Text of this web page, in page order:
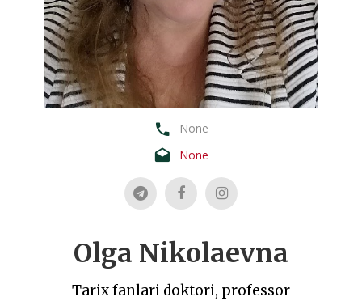
None
None
Olga Nikolaevna
Tarix fanlari doktori, professor